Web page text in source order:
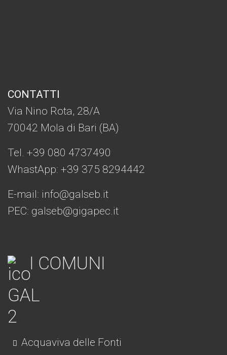
CONTATTI
Via Nino Rota, 28/A
70042 Mola di Bari (BA)
Tel. +39 080 4737490
WhastApp: +39 375 8294442
E-mail: info@galseb.it
PEC: galseb@gigapec.it
I COMUNI
Acquaviva delle Fonti